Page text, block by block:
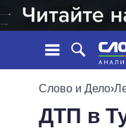
ЛЕНТА
Слово и Дело›
ДТП в